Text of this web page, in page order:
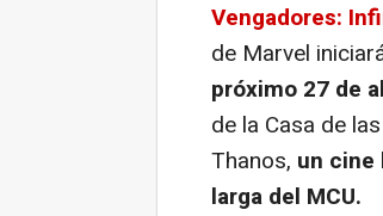
Vengadores:
de Marvel
próximo 27 de
de la Casa de
Thanos, un cine
larga del MCU.